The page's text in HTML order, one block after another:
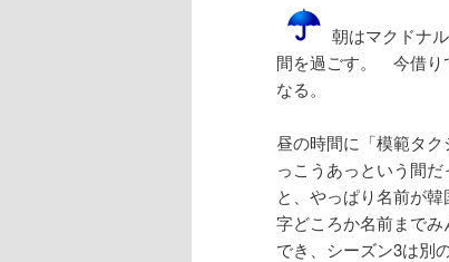
朝はマクドナ
間を過ごす。 今借り
なる。
昼の時間に「模範タ
っこうあっという間
と、やっぱり名前が
字どころか名前まで
でき、シーズン3は別